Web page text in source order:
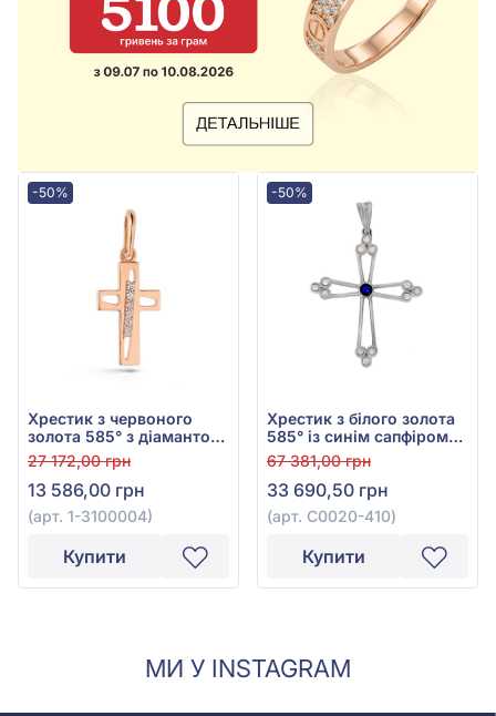
-50%
Хрестик з червоного
золота 585° з діамантом
0,03ct, арт. 1-3100004
27 172,00 грн
13 586,00 грн
(арт. 1-3100004)
Купити
-50%
Хрестик з білого золота
585° із синім сапфіром
0,08ct та діамантами
0,19ct, арт. C0020-410
67 381,00 грн
33 690,50 грн
(арт. C0020-410)
Купити
МИ У INSTAGRAM